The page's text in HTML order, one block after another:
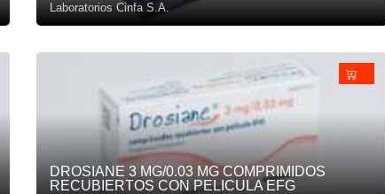
Laboratorios Cinfa S.A.
DROSIANE 3 MG/0.03 MG COMPRIMIDOS
RECUBIERTOS CON PELICULA EFG